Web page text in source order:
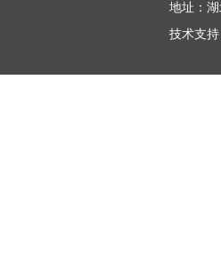
地址：
技术支